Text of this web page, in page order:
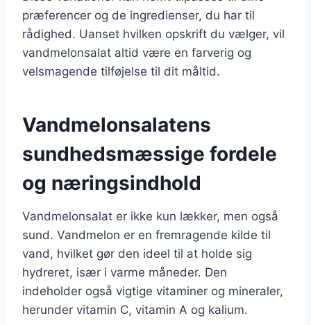
præferencer og de ingredienser, du har til
rådighed. Uanset hvilken opskrift du vælger, vil
vandmelonsalat altid være en farverig og
velsmagende tilføjelse til dit måltid.
Vandmelonsalatens
sundhedsmæssige fordele
og næringsindhold
Vandmelonsalat er ikke kun lækker, men også
sund. Vandmelon er en fremragende kilde til
vand, hvilket gør den ideel til at holde sig
hydreret, især i varme måneder. Den
indeholder også vigtige vitaminer og mineraler,
herunder vitamin C, vitamin A og kalium.